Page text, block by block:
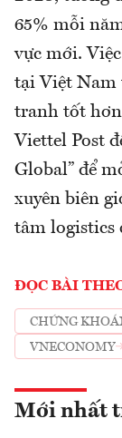
65% mỗi
vực mới.
tại Việt Nam
tranh tốt
Viettel Post
Global” để
xuyên biên
tâm logistics
ĐỌC BÀI
CHỨNG
VNECONOMY
Mới nhất